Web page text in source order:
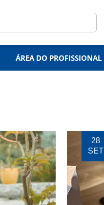
ÁREA DO PROFISSIONAL
28
SET